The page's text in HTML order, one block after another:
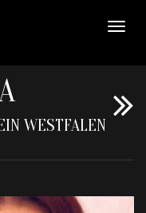
WESTFALEN